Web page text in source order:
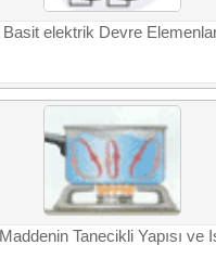
Basit elektrik Devre
Maddenin Tanecikli Yapısı ve